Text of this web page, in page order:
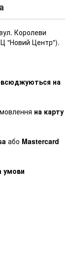
Королеви
"Новий Центр").
на
на карту
або Mastercard
умови